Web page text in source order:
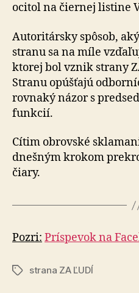
ocitol na čiernej listine
Autoritársky spôsob,
stranu sa na míle
ktorej bol vznik strany
Stranu opúšťajú
rovnaký názor s
funkcií.
Cítim obrovské
dnešným krokom
čiary.
Pozri: Príspevok na
Značkystrana ZA ĽUDÍ